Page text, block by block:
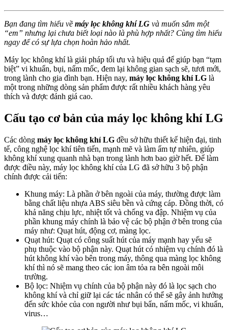
Bạn đang tìm hiểu về máy lọc không khí LG và muốn sắm một
“em” nhưng lại chưa biết loại nào là phù hợp nhất? Cùng tìm hiểu
ngay để có sự lựa chọn hoàn hảo nhất.
Máy lọc không khí là giải pháp tối ưu và hiệu quả để giúp bạn “tạm
biệt” vi khuẩn, bụi, nấm mốc, đem lại không gian sạch sẽ, tươi mới,
trong lành cho gia đình bạn. Hiện nay, máy lọc không khí LG là
một trong những dòng sản phẩm được rất nhiều khách hàng yêu
thích và được đánh giá cao.
Cấu tạo cơ bản của máy lọc không khí LG
Các dòng máy lọc không khí LG đều sở hữu thiết kế hiện đại, tinh
tế, công nghệ lọc khí tiên tiến, mạnh mẽ và làm ẩm tự nhiên, giúp
không khí xung quanh nhà bạn trong lành hơn bao giờ hết. Để làm
được điều này, máy lọc không khí của LG đã sở hữu 3 bộ phận
chính được cải tiến:
Khung máy: Là phần ở bên ngoài của máy, thường được làm
bằng chất liệu nhựa ABS siêu bền và cứng cáp. Đồng thời, có
khả năng chịu lực, nhiệt tốt và chống va đập. Nhiệm vụ của
phần khung máy chính là bảo vệ các bộ phận ở bên trong của
máy như: Quạt hút, động cơ, màng lọc.
Quạt hút: Quạt có công suất hút của máy mạnh hay yếu sẽ
phụ thuộc vào bộ phận này. Quạt hút có nhiệm vụ chính đó là
hút không khí vào bên trong máy, thông qua màng lọc không
khí thì nó sẽ mang theo các ion âm tỏa ra bên ngoài môi
trường.
Bộ lọc: Nhiệm vụ chính của bộ phận này đó là lọc sạch cho
không khí và chỉ giữ lại các tác nhân có thể sẽ gây ảnh hưởng
đến sức khỏe của con người như bụi bẩn, nấm mốc, vi khuẩn,
virus…